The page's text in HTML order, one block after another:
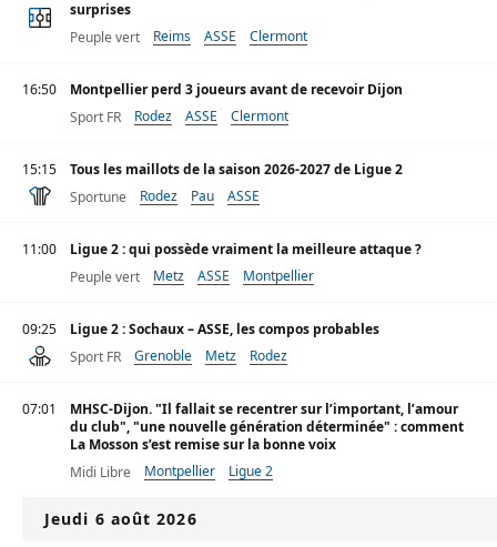
surprises
Peuple vert
Reims ASSE Clermont
16:50
Montpellier perd 3 joueurs avant de recevoir Dijon
Sport FR
Rodez ASSE Clermont
15:15
Tous les maillots de la saison 2026-2027 de Ligue 2
Sportune
Rodez Pau ASSE
11:00
Ligue 2 : qui possède vraiment la meilleure attaque ?
Peuple vert
Metz ASSE Montpellier
09:25
Ligue 2 : Sochaux – ASSE, les compos probables
Sport FR
Grenoble Metz Rodez
07:01
MHSC-Dijon. "Il fallait se recentrer sur l’important, l’amour
du club", "une nouvelle génération déterminée" : comment
La Mosson s’est remise sur la bonne voix
Midi Libre
Montpellier Ligue 2
Jeudi 6 août 2026